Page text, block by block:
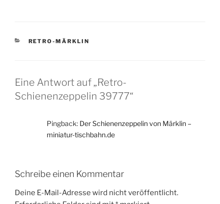
KATEGORIEN
RETRO-MÄRKLIN
Eine Antwort auf „Retro-
Schienenzeppelin 39777“
Pingback: Der Schienenzeppelin von Märklin –
miniatur-tischbahn.de
Schreibe einen Kommentar
Deine E-Mail-Adresse wird nicht veröffentlicht.